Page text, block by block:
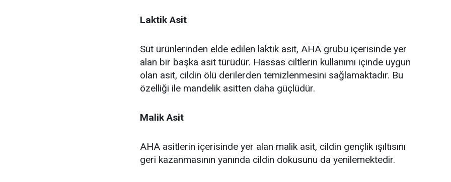
Laktik Asit
Süt ürünlerinden elde edilen laktik asit, AHA grubu içerisinde yer
alan bir başka asit türüdür. Hassas ciltlerin kullanımı içinde uygun
olan asit, cildin ölü derilerden temizlenmesini sağlamaktadır. Bu
özelliği ile mandelik asitten daha güçlüdür.
Malik Asit
AHA asitlerin içerisinde yer alan malik asit, cildin gençlik ışıltısını
geri kazanmasının yanında cildin dokusunu da yenilemektedir.